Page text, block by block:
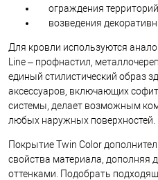
ограждения
возведения
Для кровли используются
Line – профнастил,
единый стилистический образ
аксессуаров, включающих
системы, делает возможным
любых наружных поверхностей.
Покрытие Twin Color
свойства материала, дополняя
оттенками. Подобрать